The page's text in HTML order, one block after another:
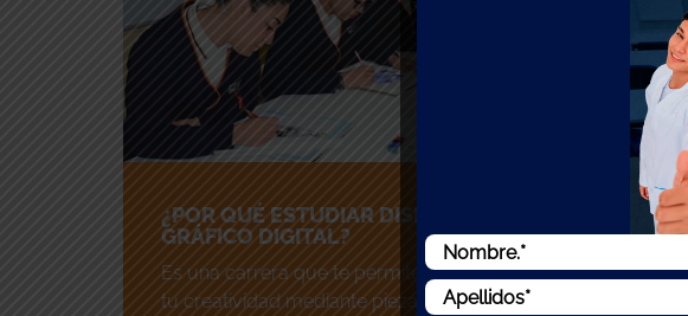
¿POR QUÉ ESTUDIAR DISEÑO
GRÁFICO DIGITAL?
Es una carrera que te permite canalizar
tu creatividad mediante piezas gráficas.